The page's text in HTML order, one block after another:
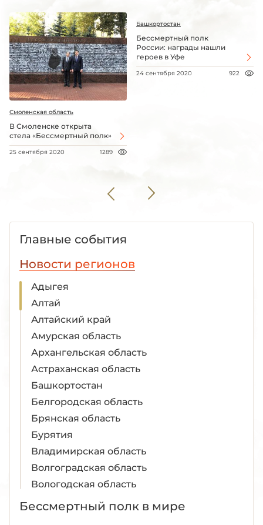
Смоленская область
В Смоленске открыта
стела «Бессмертный полк»
25 сентября 2020 1289
Башкортостан
Бессмертный полк
России: награды нашли
героев в Уфе
24 сентября 2020 922
Главные события
Новости регионов
Адыгея
Алтай
Алтайский край
Амурская область
Архангельская область
Астраханская область
Башкортостан
Белгородская область
Брянская область
Бурятия
Владимирская область
Волгоградская область
Вологодская область
Воронежская область
Бессмертный полк в мире